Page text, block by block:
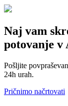
Naj vam
potovanje
Pošljite
24h urah.
Pričnimo načrtovati